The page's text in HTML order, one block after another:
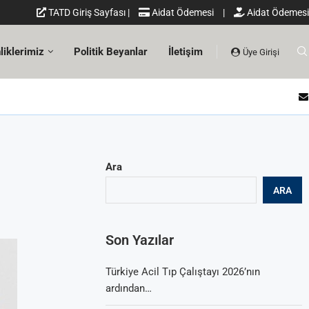
TATD Giriş Sayfası | Aidat Ödemesi | Aidat Ödemesi
Politik Beyanlar İletişim Üye Girişi
Ara
ARA
Son Yazılar
Türkiye Acil Tıp Çalıştayı 2026’nın
ardından…